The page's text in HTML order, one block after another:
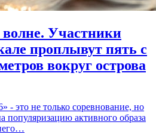
Участники
проплывут пять с
вокруг острова
- это не только соревнование, но
популяризацию активного образа